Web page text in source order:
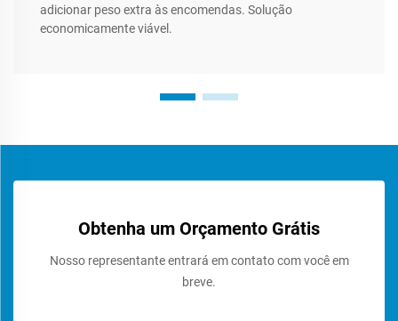
adicionar peso extra às encomendas. Solução
economicamente viável.
Obtenha um Orçamento Grátis
Nosso representante entrará em contato com você em
breve.